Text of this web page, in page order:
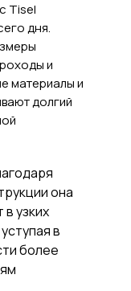
Tisel
дня.
и
материалы и
долгий
она
узких
в
более